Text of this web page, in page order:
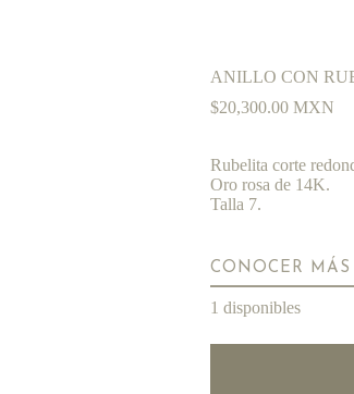
ANILLO CON
$20,300.00 MXN
Rubelita corte
Oro rosa de 14K.
Talla 7.
CONOCER
1 disponibles